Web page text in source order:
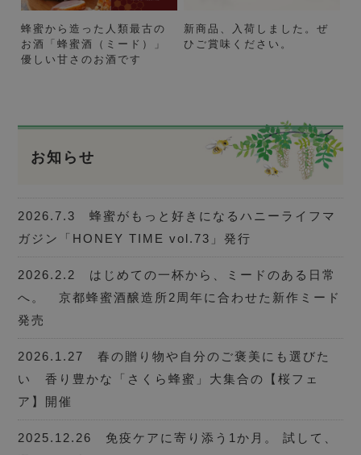
蜂蜜から造った人類最古の
お酒「蜂蜜酒（ミード）」
優しい甘さのお酒です
新商品、入荷しました。ぜ
ひご賞味ください。
お知らせ
2026.7.3 蜂蜜がもっと好きになるハニーライフマ
ガジン「HONEY TIME vol.73」発行
2026.2.2 はじめての一杯から、ミードのある日常
へ。 京都蜂蜜酒醸造所2周年に合わせた新作ミード
発売
2026.1.27 春の贈り物や自分のご褒美にも選びた
い 香り豊かな「さくら蜂蜜」大集合の【桜フェ
ア】開催
2025.12.26 免疫ケアに寄り添う1か月。 試して、